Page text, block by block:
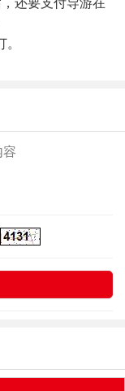
还要支付导游在